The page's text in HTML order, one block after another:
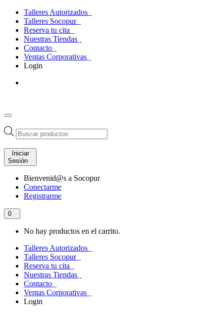
Talleres Autorizados
Talleres Socopur
Reserva tu cita
Nuestras Tiendas
Contacto
Ventas Corporativas
Login
Búsqueda
de
productos
Iniciar
Sesión
Bienvenid@s a Socopur
Conectarme
Registrarme
0
No hay productos en el carrito.
Talleres Autorizados
Talleres Socopur
Reserva tu cita
Nuestras Tiendas
Contacto
Ventas Corporativas
Login